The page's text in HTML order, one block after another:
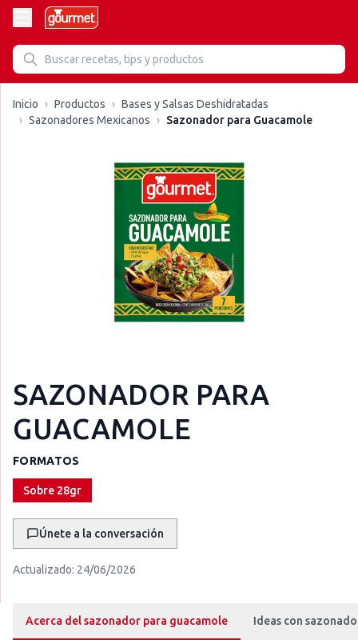
Inicio › Productos › Bases y Salsas Deshidratadas
› Sazonadores Mexicanos › Sazonador para Guacamole
SAZONADOR PARA
GUACAMOLE
FORMATOS
Sobre 28gr
Únete a la conversación
Actualizado: 24/06/2026
Acerca del sazonador para guacamole Ideas con